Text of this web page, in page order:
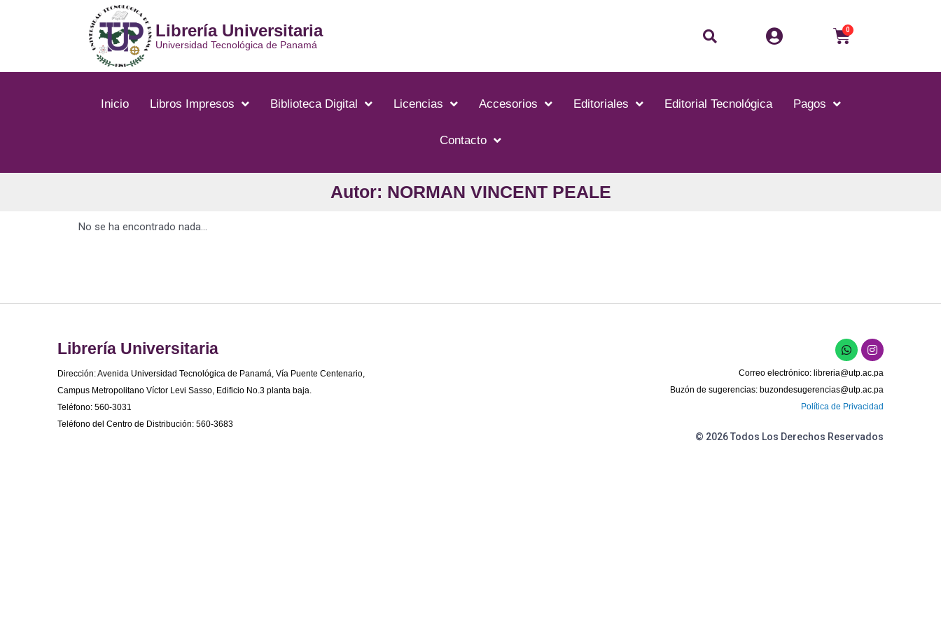
Librería Universitaria
Universidad Tecnológica de Panamá
0
Inicio Libros Impresos Biblioteca Digital Licencias Accesorios Editoriales Editorial Tecnológica Pagos
Contacto
Autor: NORMAN VINCENT PEALE
No se ha encontrado nada...
Librería Universitaria
Dirección: Avenida Universidad Tecnológica de Panamá, Vía Puente Centenario,
Campus Metropolitano Víctor Levi Sasso, Edificio No.3 planta baja.
Teléfono: 560-3031
Teléfono del Centro de Distribución: 560-3683
Correo electrónico: libreria@utp.ac.pa
Buzón de sugerencias: buzondesugerencias@utp.ac.pa
Política de Privacidad
© 2026 Todos Los Derechos Reservados